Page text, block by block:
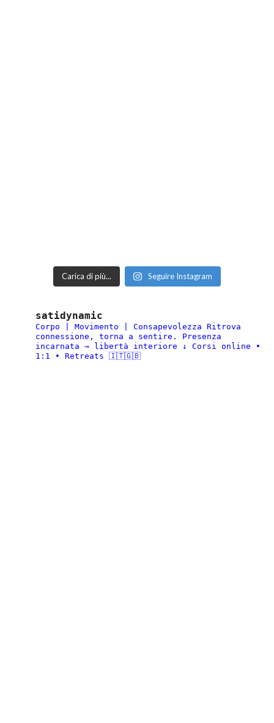
Carica di più... Seguire Instagram
satidynamic
Corpo | Movimento | Consapevolezza Ritrova
connessione, torna a sentire.
Presenza
incarnata → libertà interiore ↓ Corsi online •
1:1 • Retreats 🇮🇹🇬🇧